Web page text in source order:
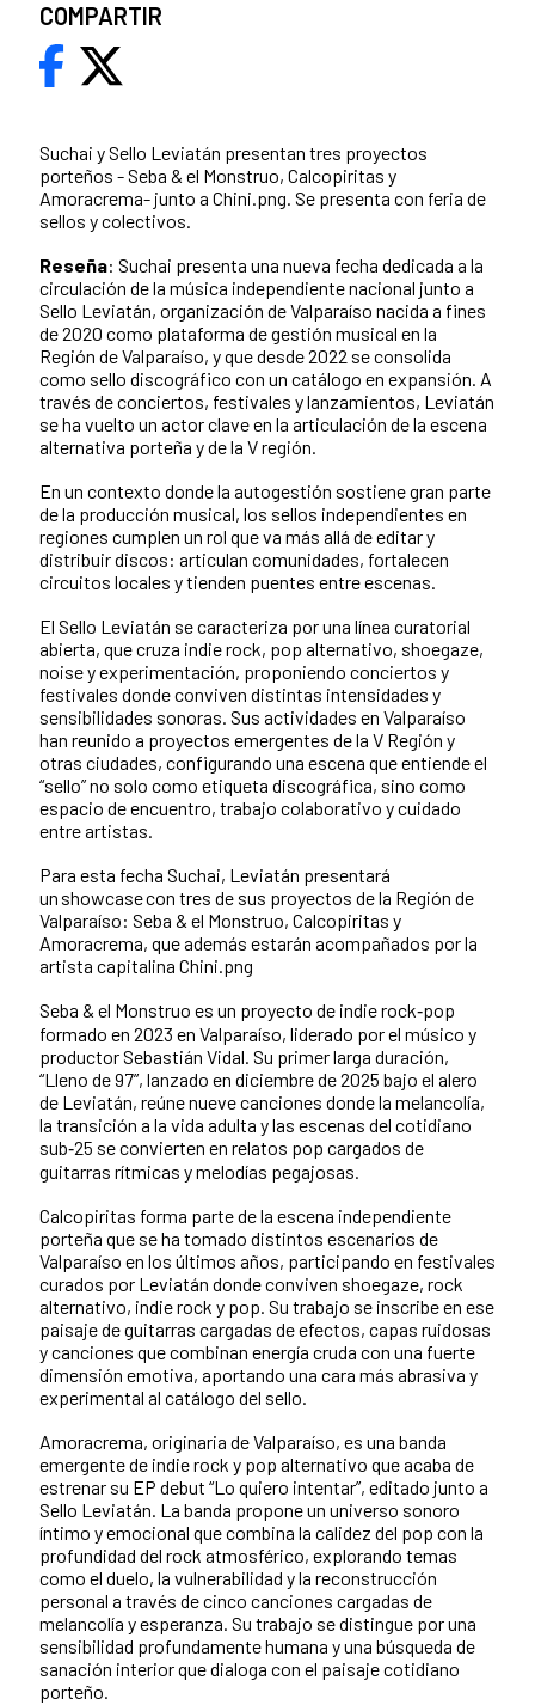
Suchai y Sello Leviatán presentan tres proyectos
porteños - Seba & el Monstruo, Calcopiritas y
Amoracrema- junto a Chini.png. Se presenta con feria de
sellos y colectivos.
Reseña: Suchai presenta una nueva fecha dedicada a la
circulación de la música independiente nacional junto a
Sello Leviatán, organización de Valparaíso nacida a fines
de 2020 como plataforma de gestión musical en la
Región de Valparaíso, y que desde 2022 se consolida
como sello discográfico con un catálogo en expansión. A
través de conciertos, festivales y lanzamientos, Leviatán
se ha vuelto un actor clave en la articulación de la escena
alternativa porteña y de la V región.
En un contexto donde la autogestión sostiene gran parte
de la producción musical, los sellos independientes en
regiones cumplen un rol que va más allá de editar y
distribuir discos: articulan comunidades, fortalecen
circuitos locales y tienden puentes entre escenas.
El Sello Leviatán se caracteriza por una línea curatorial
abierta, que cruza indie rock, pop alternativo, shoegaze,
noise y experimentación, proponiendo conciertos y
festivales donde conviven distintas intensidades y
sensibilidades sonoras. Sus actividades en Valparaíso
han reunido a proyectos emergentes de la V Región y
otras ciudades, configurando una escena que entiende el
“sello” no solo como etiqueta discográfica, sino como
espacio de encuentro, trabajo colaborativo y cuidado
entre artistas.
Para esta fecha Suchai, Leviatán presentará
un showcase con tres de sus proyectos de la Región de
Valparaíso: Seba & el Monstruo, Calcopiritas y
Amoracrema, que además estarán acompañados por la
artista capitalina Chini.png
Seba & el Monstruo es un proyecto de indie rock‑pop
formado en 2023 en Valparaíso, liderado por el músico y
productor Sebastián Vidal. Su primer larga duración,
“Lleno de 97”, lanzado en diciembre de 2025 bajo el alero
de Leviatán, reúne nueve canciones donde la melancolía,
la transición a la vida adulta y las escenas del cotidiano
sub‑25 se convierten en relatos pop cargados de
guitarras rítmicas y melodías pegajosas.
Calcopiritas forma parte de la escena independiente
porteña que se ha tomado distintos escenarios de
Valparaíso en los últimos años, participando en festivales
curados por Leviatán donde conviven shoegaze, rock
alternativo, indie rock y pop. Su trabajo se inscribe en ese
paisaje de guitarras cargadas de efectos, capas ruidosas
y canciones que combinan energía cruda con una fuerte
dimensión emotiva, aportando una cara más abrasiva y
experimental al catálogo del sello.
Amoracrema, originaria de Valparaíso, es una banda
emergente de indie rock y pop alternativo que acaba de
estrenar su EP debut “Lo quiero intentar”, editado junto a
Sello Leviatán. La banda propone un universo sonoro
íntimo y emocional que combina la calidez del pop con la
profundidad del rock atmosférico, explorando temas
como el duelo, la vulnerabilidad y la reconstrucción
personal a través de cinco canciones cargadas de
melancolía y esperanza. Su trabajo se distingue por una
sensibilidad profundamente humana y una búsqueda de
sanación interior que dialoga con el paisaje cotidiano
porteño.
COMPARTIR